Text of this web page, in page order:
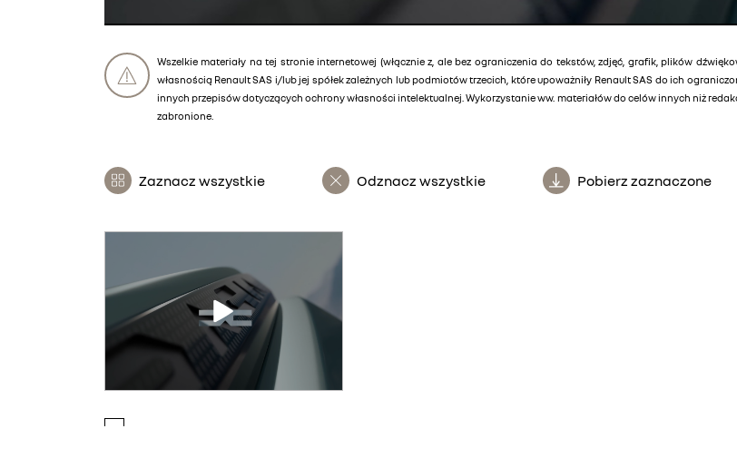
Wszelkie materiały na tej stronie internetowej (włącznie z, ale bez ograniczenia do tekstów, zdjęć, grafik, plików
własnością Renault SAS i/lub jej spółek zależnych lub podmiotów trzecich, które upoważniły Renault SAS do ich
innych przepisów dotyczących ochrony własności intelektualnej. Wykorzystanie ww. materiałów do celów innych niż
zabronione.
Zaznacz wszystkie Odznacz wszystkie Pobierz zaznaczone